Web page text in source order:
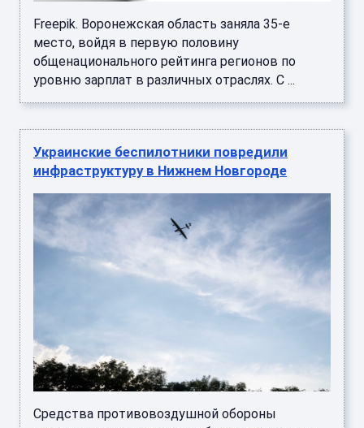
Freepik. Воронежская область заняла 35-е
место, войдя в первую половину
общенационального рейтинга регионов по
уровню зарплат в различных отраслях. С ...
Украинские беспилотники повредили
инфраструктуру в Нижнем Новгороде
Средства противовоздушной обороны